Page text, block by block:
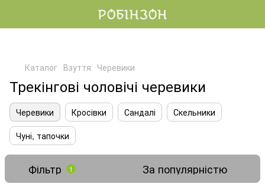
Каталог Взуття Черевики
Трекінгові чоловічі черевики
Черевики Кросівки Сандалі
Скельники
Чуні, тапочки
Фільтр 1 За популярністю